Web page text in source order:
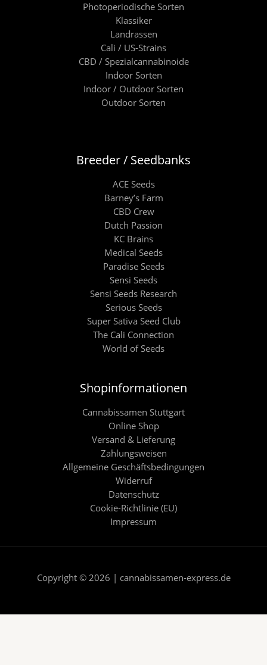
Photoperiodische Sorten
Klassiker
Landrassen
Cali / US-Strains
CBD / Spezialcannabinoide
Indoor Sorten
Indoor / Outdoor Sorten
Outdoor Sorten
Breeder / Seedbanks
ACE Seeds
Barney’s Farm
CBD Crew
Dutch Passion
KC Brains
Medical Seeds
Paradise Seeds
Sensi Seeds
Sensi Seeds Research
Serious Seeds
Super Sativa Seed Club
The Cali Connection
World of Seeds
Shopinformationen
Cannabissamen Stuttgart
Online Shop
Versand & Lieferung
Zahlungsweisen
Allgemeine Geschäftsbedingungen
Widerruf
Datenschutz
Cookie-Richtlinie (EU)
Impressum
Copyright © 2026 | cannabissamen-express.de